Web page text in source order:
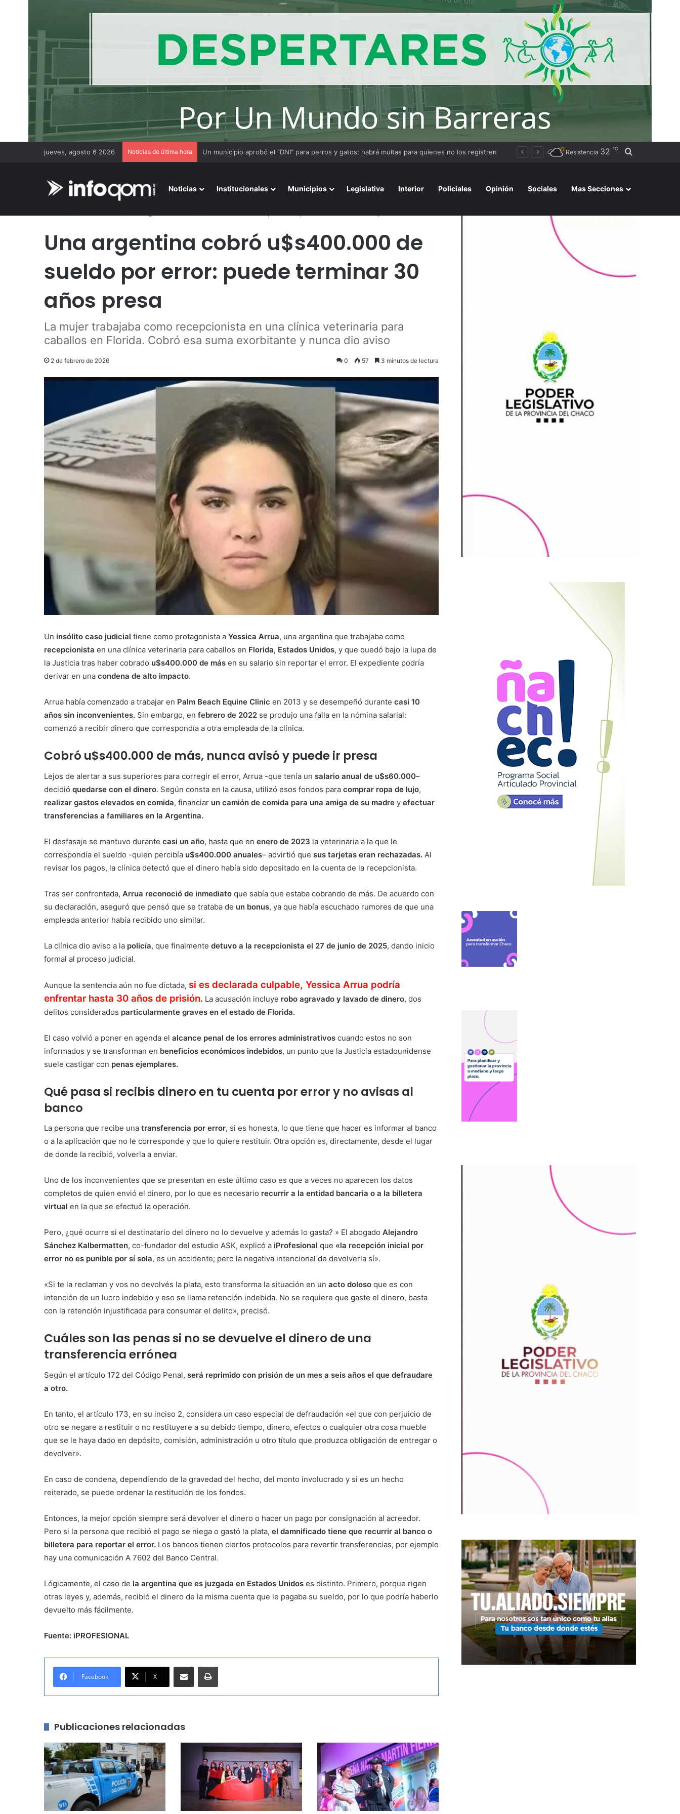
jueves, agosto 6 2026 Noticias de última hora Resistencia 32 ℃ Buscar por
Noticias Institucionales Municipios Legislativa Interior Policiales Opinión Sociales Mas Secciones
Una argentina cobró u$s400.000 de
sueldo por error: puede terminar 30
años presa
La mujer trabajaba como recepcionista en una clínica veterinaria para
caballos en Florida. Cobró esa suma exorbitante y nunca dio aviso
2 de febrero de 2026 0 57 3 minutos de lectura
Un insólito caso judicial tiene como protagonista a Yessica Arrua, una argentina que trabajaba como
recepcionista en una clínica veterinaria para caballos en Florida, Estados Unidos, y que quedó bajo la lupa de
la Justicia tras haber cobrado u$s400.000 de más en su salario sin reportar el error. El expediente podría
derivar en una condena de alto impacto.
Arrua había comenzado a trabajar en Palm Beach Equine Clinic en 2013 y se desempeñó durante casi 10
años sin inconvenientes. Sin embargo, en febrero de 2022 se produjo una falla en la nómina salarial:
comenzó a recibir dinero que correspondía a otra empleada de la clínica.
Cobró u$s400.000 de más, nunca avisó y puede ir presa
Lejos de alertar a sus superiores para corregir el error, Arrua -que tenía un salario anual de u$s60.000–
decidió quedarse con el dinero. Según consta en la causa, utilizó esos fondos para comprar ropa de lujo,
realizar gastos elevados en comida, financiar un camión de comida para una amiga de su madre y efectuar
transferencias a familiares en la Argentina.
El desfasaje se mantuvo durante casi un año, hasta que en enero de 2023 la veterinaria a la que le
correspondía el sueldo -quien percibía u$s400.000 anuales– advirtió que sus tarjetas eran rechazadas. Al
revisar los pagos, la clínica detectó que el dinero había sido depositado en la cuenta de la recepcionista.
Tras ser confrontada, Arrua reconoció de inmediato que sabía que estaba cobrando de más. De acuerdo con
su declaración, aseguró que pensó que se trataba de un bonus, ya que había escuchado rumores de que una
empleada anterior había recibido uno similar.
La clínica dio aviso a la policía, que finalmente detuvo a la recepcionista el 27 de junio de 2025, dando inicio
formal al proceso judicial.
Aunque la sentencia aún no fue dictada, si es declarada culpable, Yessica Arrua podría
enfrentar hasta 30 años de prisión. La acusación incluye robo agravado y lavado de dinero, dos
delitos considerados particularmente graves en el estado de Florida.
El caso volvió a poner en agenda el alcance penal de los errores administrativos cuando estos no son
informados y se transforman en beneficios económicos indebidos, un punto que la Justicia estadounidense
suele castigar con penas ejemplares.
Qué pasa si recibís dinero en tu cuenta por error y no avisas al
banco
La persona que recibe una transferencia por error, si es honesta, lo que tiene que hacer es informar al banco
o a la aplicación que no le corresponde y que lo quiere restituir. Otra opción es, directamente, desde el lugar
de donde la recibió, volverla a enviar.
Uno de los inconvenientes que se presentan en este último caso es que a veces no aparecen los datos
completos de quien envió el dinero, por lo que es necesario recurrir a la entidad bancaria o a la billetera
virtual en la que se efectuó la operación.
Pero, ¿qué ocurre si el destinatario del dinero no lo devuelve y además lo gasta? » El abogado Alejandro
Sánchez Kalbermatten, co-fundador del estudio ASK, explicó a iProfesional que «la recepción inicial por
error no es punible por sí sola, es un accidente; pero la negativa intencional de devolverla sí».
«Si te la reclaman y vos no devolvés la plata, esto transforma la situación en un acto doloso que es con
intención de un lucro indebido y eso se llama retención indebida. No se requiere que gaste el dinero, basta
con la retención injustificada para consumar el delito», precisó.
Cuáles son las penas si no se devuelve el dinero de una
transferencia errónea
Según el artículo 172 del Código Penal, será reprimido con prisión de un mes a seis años el que defraudare
a otro.
En tanto, el artículo 173, en su inciso 2, considera un caso especial de defraudación «el que con perjuicio de
otro se negare a restituir o no restituyere a su debido tiempo, dinero, efectos o cualquier otra cosa mueble
que se le haya dado en depósito, comisión, administración u otro título que produzca obligación de entregar o
devolver».
En caso de condena, dependiendo de la gravedad del hecho, del monto involucrado y si es un hecho
reiterado, se puede ordenar la restitución de los fondos.
Entonces, la mejor opción siempre será devolver el dinero o hacer un pago por consignación al acreedor.
Pero si la persona que recibió el pago se niega o gastó la plata, el damnificado tiene que recurrir al banco o
billetera para reportar el error. Los bancos tienen ciertos protocolos para revertir transferencias, por ejemplo
hay una comunicación A 7602 del Banco Central.
Lógicamente, el caso de la argentina que es juzgada en Estados Unidos es distinto. Primero, porque rigen
otras leyes y, además, recibió el dinero de la misma cuenta que le pagaba su sueldo, por lo que podría haberlo
devuelto más fácilmente.
Fuente: iPROFESIONAL
Facebook X
Publicaciones relacionadas